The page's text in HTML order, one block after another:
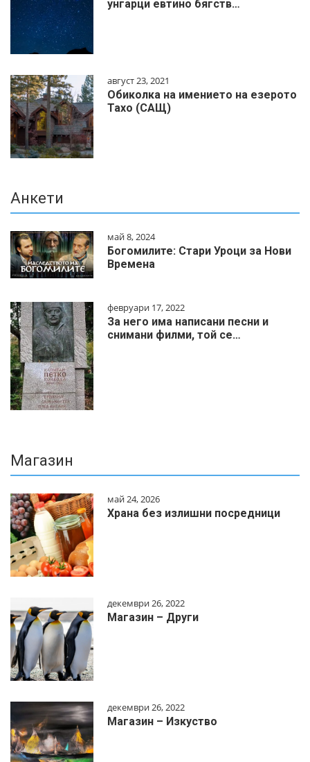
унгарци евтино бягств…
август 23, 2021
Обиколка на имението на езерото
Тахо (САЩ)
Анкети
май 8, 2024
Богомилите: Стари Уроци за Нови
Времена
февруари 17, 2022
За него има написани песни и
снимани филми, той се…
Магазин
май 24, 2026
Храна без излишни посредници
декември 26, 2022
Магазин – Други
декември 26, 2022
Магазин – Изкуство